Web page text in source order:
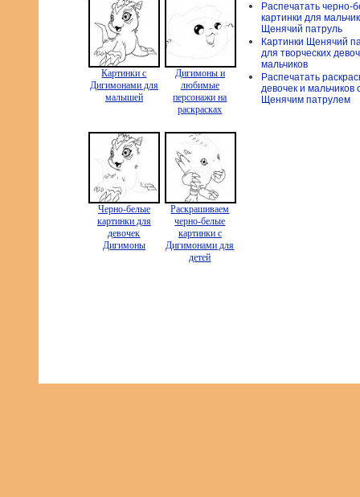
Картинки с
Дигимонами для
малышей
Дигимоны и
любимые
персонажи на
раскрасках
Черно-белые
картинки для
девочек
Дигимоны
Раскрашиваем
черно-белые
картинки с
Дигимонами для
детей
Распечатать черно-
картинки для
Щенячий патруль
Картинки Щенячий
для творческих
мальчиков
Распечатать
девочек и мальчиков
Щенячим патрулем